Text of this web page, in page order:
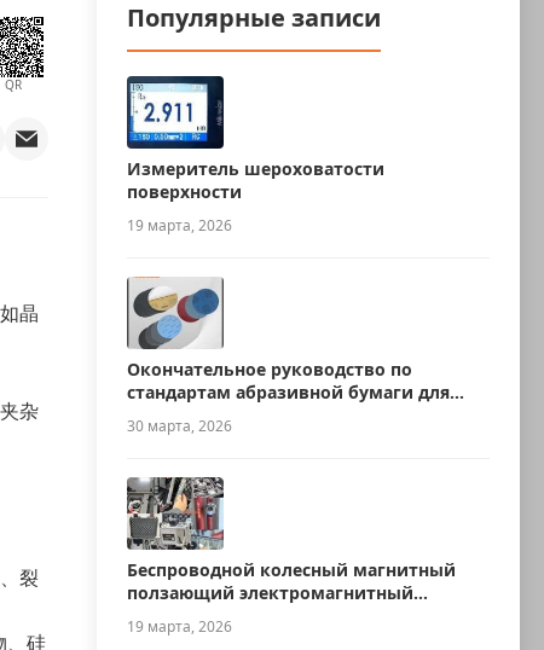
QR
晶
杂
裂
、硅
Популярные записи
Измеритель шероховатости
поверхности
19 марта, 2026
Окончательное руководство по
стандартам абразивной бумаги для
металлографии
30 марта, 2026
Беспроводной колесный магнитный
ползающий электромагнитный
ультразвуковой робот для измерения
толщины
19 марта, 2026